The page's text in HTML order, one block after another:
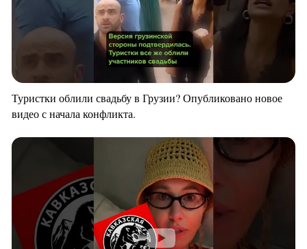
Туристки облили свадьбу в Грузии? Опубликовано новое
видео с начала конфликта.